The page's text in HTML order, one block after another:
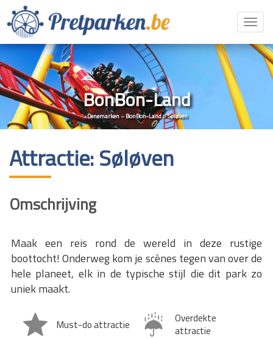
BonBon-Land
Denemarken» BonBon-Land»Søløven
Attractie: Søløven
Omschrijving
Maak een reis rond de wereld in deze rustige
boottocht! Onderweg kom je scènes tegen van over de
hele planeet, elk in de typische stijl die dit park zo
uniek maakt.
Must-do attractie
Overdekte
attractie